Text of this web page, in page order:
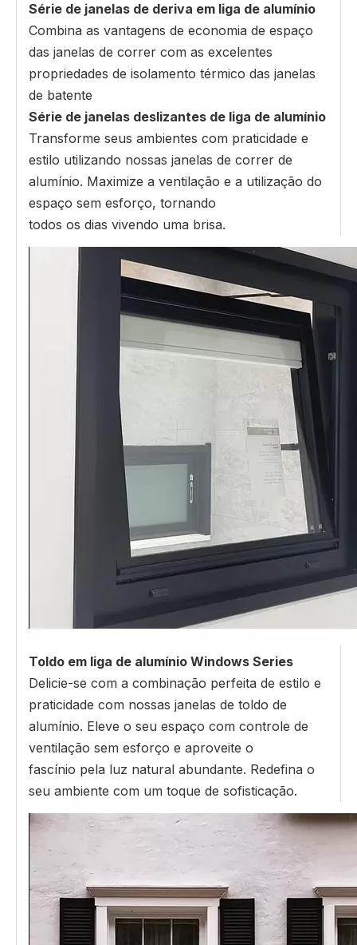
Série de janelas de deriva em liga de alumínio
Combina as vantagens de economia de espaço
das janelas de correr com as excelentes
propriedades de isolamento térmico das janelas
de batente
Série de janelas deslizantes de liga de alumínio
Transforme seus ambientes com praticidade e
estilo utilizando nossas janelas de correr de
alumínio. Maximize a ventilação e a utilização do
espaço sem esforço, tornando
todos os dias vivendo uma brisa.
Toldo em liga de alumínio Windows Series
Delicie-se com a combinação perfeita de estilo e
praticidade com nossas janelas de toldo de
alumínio. Eleve o seu espaço com controle de
ventilação sem esforço e aproveite o
fascínio pela luz natural abundante. Redefina o
seu ambiente com um toque de sofisticação.